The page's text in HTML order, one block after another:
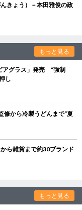
きょう）－本田雅俊の政
もっと見る
アグラス」発売 “強制
し
から冷製うどんまで“夏
ら雑貨まで約30ブランド
もっと見る